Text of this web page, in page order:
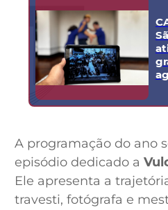
A programação do ano
episódio dedicado a
Ele apresenta a
travesti, fotógrafa e